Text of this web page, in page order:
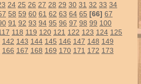
24 25 26 27 28 29 30 31 32 33 34
58 59 60 61 62 63 64 65 [66] 67
91 92 93 94 95 96 97 98 99 100
118 119 120 121 122 123 124 125
142 143 144 145 146 147 148 149
166 167 168 169 170 171 172 173